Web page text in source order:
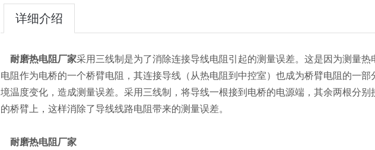
详细介绍
耐磨热电阻厂家采用三线制是为了消除连接导线电阻引起的测量误差。这是因为测量
电阻作为电桥的一个桥臂电阻，其连接导线（从热电阻到中控室）也成为桥臂电阻的一
境温度变化，造成测量误差。采用三线制，将导线一根接到电桥的电源端，其余两根分
的桥臂上，这样消除了导线线路电阻带来的测量误差。
耐磨热电阻厂家